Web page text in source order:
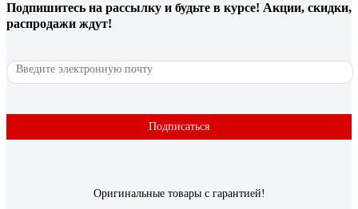
Все работает.
1 отзыв
к Minimir Home, через приложение можно посмотреть, кто у
Подпишитесь на рассылку и будьте в курсе! Акции, скидки,
распродажи ждут!
Подписаться
Оригинальные товары с гарантией!